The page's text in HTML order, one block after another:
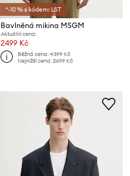
*-10 % s kódem: LST
Bavlněná mikina MSGM
Aktuální cena:
2499 Kč
Běžná cena:4399 Kč
Nejnižší cena:2699 Kč